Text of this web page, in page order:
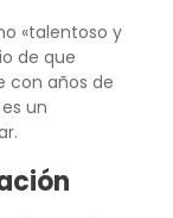
«talentoso y
de que
con años de
un